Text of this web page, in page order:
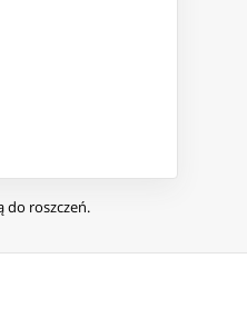
do roszczeń.